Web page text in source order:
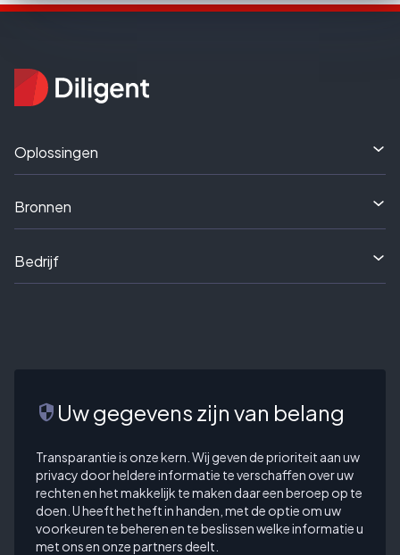
Oplossingen
Bronnen
Bedrijf
security Uw gegevens zijn van belang
Transparantie is onze kern. Wij geven de prioriteit aan uw
privacy door heldere informatie te verschaffen over uw
rechten en het makkelijk te maken daar een beroep op te
doen. U heeft het heft in handen, met de optie om uw
voorkeuren te beheren en te beslissen welke informatie u
met ons en onze partners deelt.